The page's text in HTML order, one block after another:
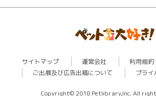
サイトマップ 運営会社 利用規約
ご出展及び広告出稿について
プライ
Copyright© 2018 Petlibrary,Inc. All